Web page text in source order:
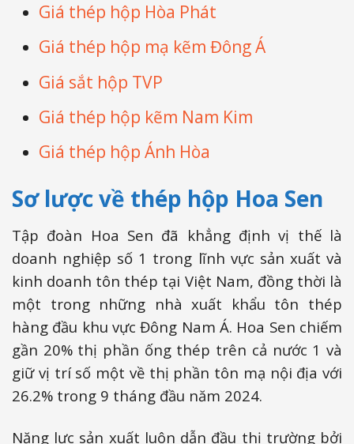
Giá thép hộp Hòa Phát
Giá thép hộp mạ kẽm Đông Á
Giá sắt hộp TVP
Giá thép hộp kẽm Nam Kim
Giá thép hộp Ánh Hòa
Sơ lược về thép hộp Hoa Sen
Tập đoàn Hoa Sen đã khẳng định vị thế là
doanh nghiệp số 1 trong lĩnh vực sản xuất và
kinh doanh tôn thép tại Việt Nam, đồng thời là
một trong những nhà xuất khẩu tôn thép
hàng đầu khu vực Đông Nam Á. Hoa Sen chiếm
gần 20% thị phần ống thép trên cả nước 1 và
giữ vị trí số một về thị phần tôn mạ nội địa với
26.2% trong 9 tháng đầu năm 2024.
Năng lực sản xuất luôn dẫn đầu thị trường bởi